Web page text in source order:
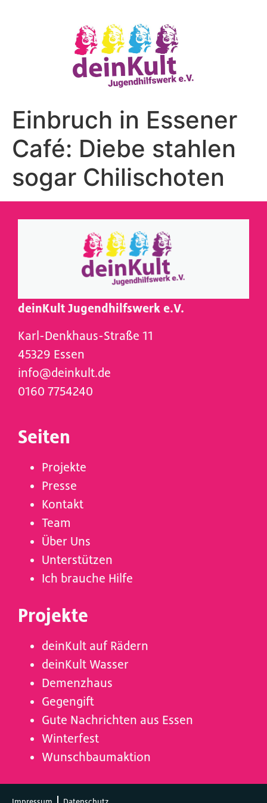
Einbruch in Essener
Café: Diebe stahlen
sogar Chilischoten
Projekte
deinKult auf Rädern
deinKult Wasser
Demenzhaus
Gegengift
Gute Nachrichten aus Essen
Winterfest
Wunschbaumaktion
Seiten
Projekte
Presse
Kontakt
Team
Über Uns
Unterstützen
Ich brauche Hilfe
deinKult Jugendhilfswerk e.V.
Karl-Denkhaus-Straße 11
45329 Essen
info@deinkult.de
0160 7754240